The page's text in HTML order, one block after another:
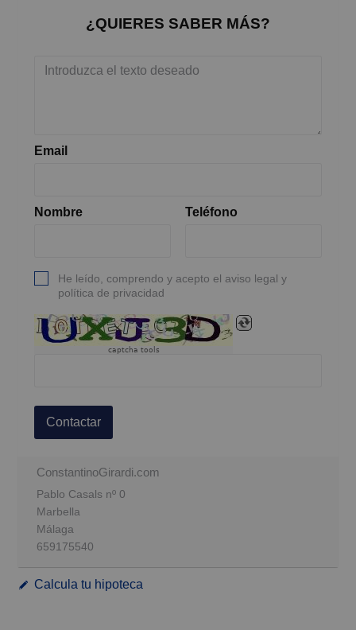
¿QUIERES SABER MÁS?
Email
Nombre Teléfono
He leído, comprendo y acepto el aviso legal y
política de privacidad
captcha tools
Contactar
ConstantinoGirardi.com
Pablo Casals nº 0
Marbella
Málaga
659175540
Calcula tu hipoteca